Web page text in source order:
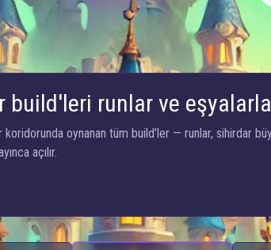
build'leri runlar ve eşyalarla
oynanan tüm build’ler — runlar, sihirdar
açılır.